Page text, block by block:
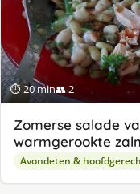
⏱ 20 min👥 2
Zomerse salade
warmgerookte
Avondeten &